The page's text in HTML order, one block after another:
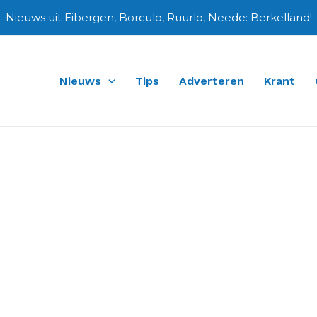
Nieuws uit Eibergen, Borculo, Ruurlo, Neede: Berkelland!
Nieuws Tips Adverteren Krant